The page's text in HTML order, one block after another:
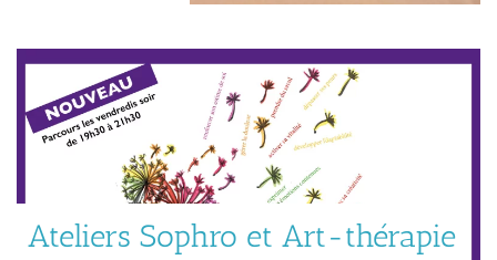
Ateliers Sophro et Art-thérapie